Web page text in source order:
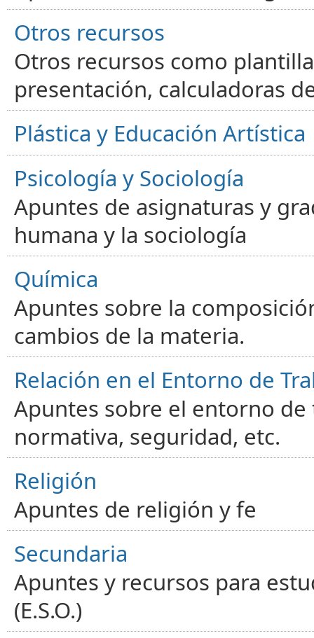
Otros recursos
Otros recursos como
presentación, calculadoras
Plástica y Educación Artística
Psicología y Sociología
Apuntes de asignaturas y
humana y la sociología
Química
Apuntes sobre la
cambios de la materia.
Relación en el Entorno de
Apuntes sobre el entorno
normativa, seguridad, etc.
Religión
Apuntes de religión y fe
Secundaria
Apuntes y recursos para
(E.S.O.)